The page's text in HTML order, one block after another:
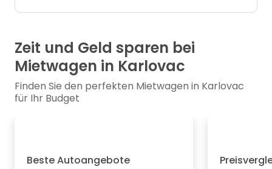
Zeit und Geld sparen bei
Mietwagen in Karlovac
Finden Sie den perfekten Mietwagen in Karlovac
für Ihr Budget
Beste Autoangebote